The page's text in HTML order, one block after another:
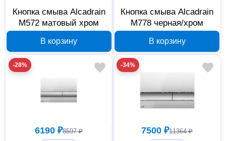
Кнопка смыва Alcadrain
M572 матовый хром
В корзину
Кнопка смыва Alcadrain
M778 черная/хром
В корзину
-28%
6190 ₽8597 ₽
-34%
7500 ₽11364 ₽